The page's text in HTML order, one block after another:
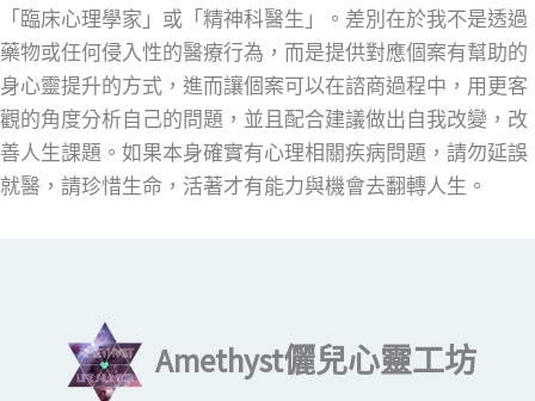
「臨床心理學家」或「精神科醫生」。差別在於我不是透過
藥物或任何侵入性的醫療行為，而是提供對應個案有幫助的
身心靈提升的方式，進而讓個案可以在諮商過程中，用更客
觀的角度分析自己的問題，並且配合建議做出自我改變，改
善人生課題。如果本身確實有心理相關疾病問題，請勿延誤
就醫，請珍惜生命，活著才有能力與機會去翻轉人生。
Amethyst儷兒心靈工坊